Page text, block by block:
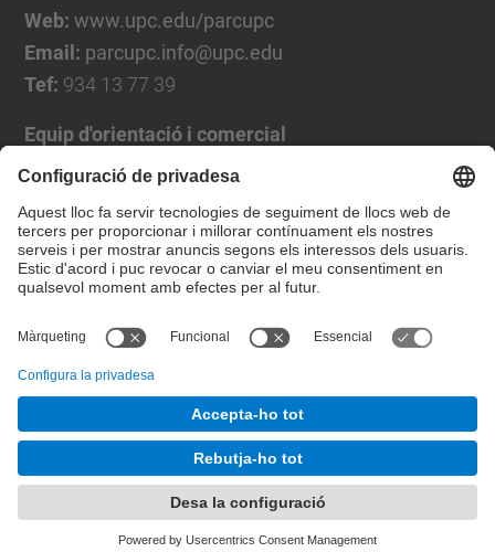
Web: www.upc.edu/parcupc
Email: parcupc.info@upc.edu
Tef: 934 13 77 39
Equip d'orientació i comercial
José Luís Grande
Tel. 93 4137194
jose.luis.grande@upc.edu
Formulari de contacte
Desenvolupat amb